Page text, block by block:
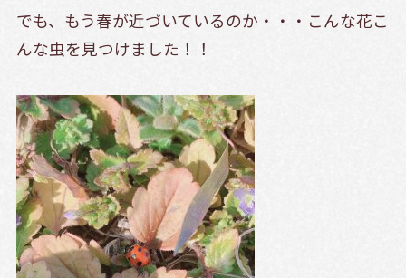
でも、もう春が近づいているのか・・・こんな花こ
んな虫を見つけました！！